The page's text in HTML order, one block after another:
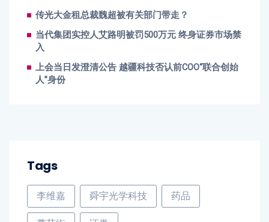
传光大金租总裁魏超被有关部门带走？
当代集团实控人艾路明被罚500万元 终身证券市场禁
入
上会当日发澄清公告 越疆科技否认前COO“联合创始
人”身份
Tags
李维嘉 舜宇光学科技 药品